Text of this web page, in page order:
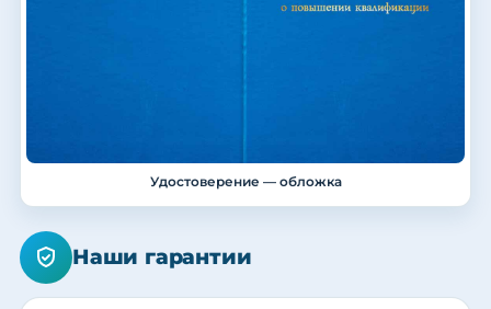
Удостоверение — обложка
Наши гарантии